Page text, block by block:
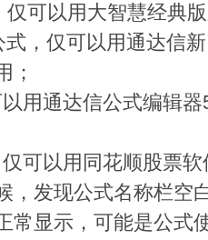
仅可以用大智慧经典
式，仅可以用通达信
；
用通达信公式编辑
可以用同花顺股票
，发现公式名称栏空
常显示，可能是公式